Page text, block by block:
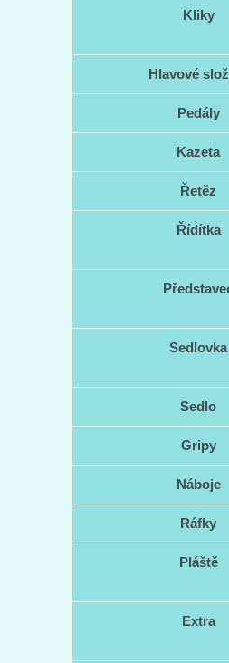
Kliky
Hlavové
Pedály
Kazeta
Řetěz
Řídítka
Sedlovka
Sedlo
Gripy
Náboje
Ráfky
Pláště
Extra